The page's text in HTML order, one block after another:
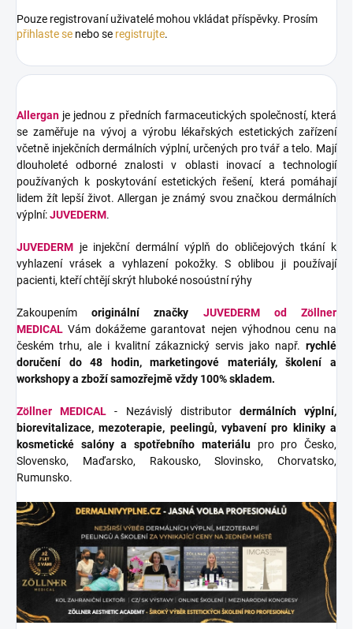
Pouze registrovaní uživatelé mohou vkládat příspěvky. Prosím
přihlaste se nebo se registrujte.
Allergan je jednou z předních farmaceutických společností, která
se zaměřuje na vývoj a výrobu lékařských estetických zařízení
včetně injekčních dermálních výplní, určených pro tvář a telo. Mají
dlouholeté odborné znalosti v oblasti inovací a technologií
používaných k poskytování estetických řešení, která pomáhají
lidem žít lepší život. Allergan je známý svou značkou dermálních
výplní:JUVEDERM.
JUVEDERM je injekční dermální výplň do obličejových tkání k
vyhlazení vrásek a vyhlazení pokožky. S oblibou ji používají
pacienti, kteří chtějí skrýt hluboké nosoústní rýhy
Zakoupenímoriginální značky JUVEDERM
od Zöllner
MEDICAL Vám dokážeme garantovat nejen výhodnou cenu na
českém trhu, ale i kvalitní zákaznický servis jako např. rychlé
doručení do 48 hodin, marketingové materiály, školení a
workshopy a zboží samozřejmě vždy 100% skladem.
Zöllner MEDICAL - Nezávislý distributor dermálních výplní,
biorevitalizace, mezoterapie, peelingů, vybavení pro kliniky a
kosmetické salóny a spotřebního materiálupro pro Česko,
Slovensko, Maďarsko, Rakousko, Slovinsko, Chorvatsko,
Rumunsko.